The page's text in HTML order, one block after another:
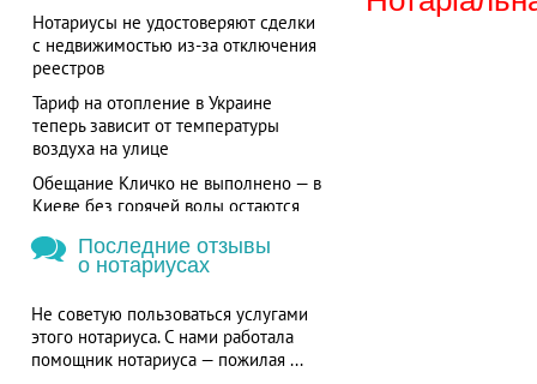
Нотариусы не удостоверяют сделки
с недвижимостью из-за отключения
реестров
Тариф на отопление в Украине
теперь зависит от температуры
воздуха на улице
Обещание Кличко не выполнено — в
Киеве без горячей воды остаются
Последние отзывы
о нотариусах
Не советую пользоваться услугами
этого нотариуса. С нами работала
помощник нотариуса — пожилая ...